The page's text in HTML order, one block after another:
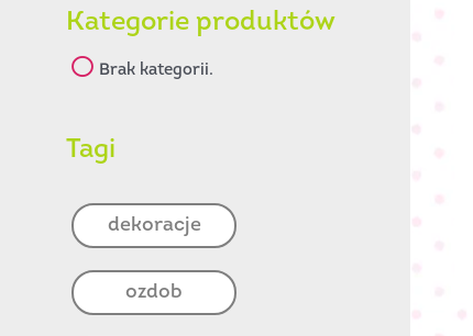
Kategorie produktów
Brak kategorii.
Tagi
dekoracje
ozdob